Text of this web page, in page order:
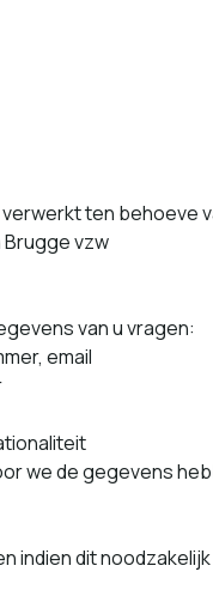
ten beho­eve
Brugge vzw
van u vra­gen:
email
we de gegevens
dit